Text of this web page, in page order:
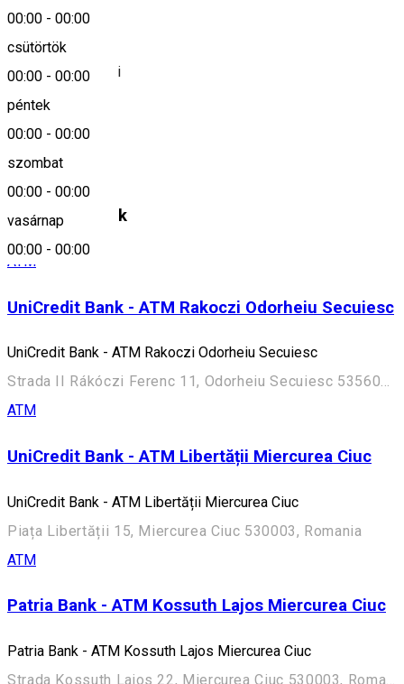
00:00 - 00:00
csütörtök
00:00 - 00:00
péntek
00:00 - 00:00
szombat
00:00 - 00:00
vasárnap
00:00 - 00:00
Leírás
BRD - ATM Frăției
Bank
BRD
Hasonló helyek
ATM
UniCredit Bank - ATM Rakoczi Odorheiu Secuiesc
UniCredit Bank - ATM Rakoczi Odorheiu Secuiesc
Strada II Rákóczi Ferenc 11, Odorheiu Secuiesc 535600, Romania
ATM
UniCredit Bank - ATM Libertății Miercurea Ciuc
UniCredit Bank - ATM Libertății Miercurea Ciuc
Piața Libertății 15, Miercurea Ciuc 530003, Romania
ATM
Patria Bank - ATM Kossuth Lajos Miercurea Ciuc
Patria Bank - ATM Kossuth Lajos Miercurea Ciuc